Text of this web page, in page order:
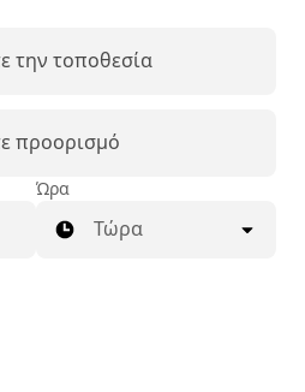
την τοποθεσία
προορισμό
Ώρα
Τώρα